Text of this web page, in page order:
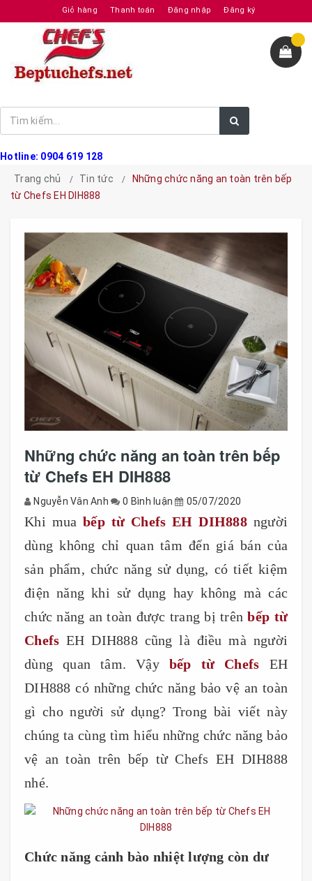
Giỏ hàng Thanh toán Đăng nhập Đăng ký
Hotline: 0904 619 128
Trang chủ
Tin tức
Những chức năng an toàn trên bếp
từ Chefs EH DIH888
Những chức năng an toàn trên bếp
từ Chefs EH DIH888
Nguyễn Vân Anh 0 Bình luận 05/07/2020
Khi muabếp từ Chefs EH DIH888người
dùng không chỉ quan tâm đến giá bán của
sản phẩm, chức năng sử dụng, có tiết kiệm
điện năng khi sử dụng hay không mà các
chức năng an toàn được trang bị trênbếp từ
Chefs EH DIH888 cũng là điều mà người
dùng quan tâm. Vậy bếp từ Chefs EH
DIH888 có những chức năng bảo vệ an toàn
gì cho người sử dụng? Trong bài viết này
chúng ta cùng tìm hiểu những chức năng bảo
vệ an toàn trên bếp từ Chefs EH DIH888
nhé.
Chức năng cảnh bào nhiệt lượng còn dư